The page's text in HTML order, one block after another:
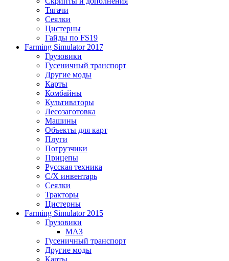
Тягачи
Сеялки
Цистерны
Гайды по FS19
Farming Simulator 2017
Грузовики
Гусеничный транспорт
Другие моды
Карты
Комбайны
Культиваторы
Лесозаготовка
Машины
Объекты для карт
Плуги
Погрузчики
Прицепы
Русская техника
С/Х инвентарь
Сеялки
Тракторы
Цистерны
Farming Simulator 2015
Грузовики
МАЗ
Гусеничный транспорт
Другие моды
Карты